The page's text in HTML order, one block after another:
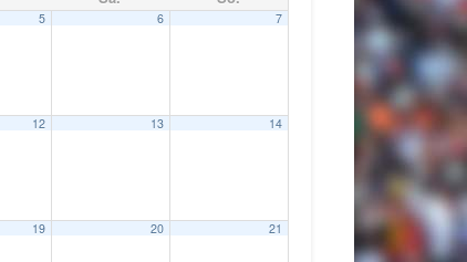
5 6 7
12 13 14
19 20 21